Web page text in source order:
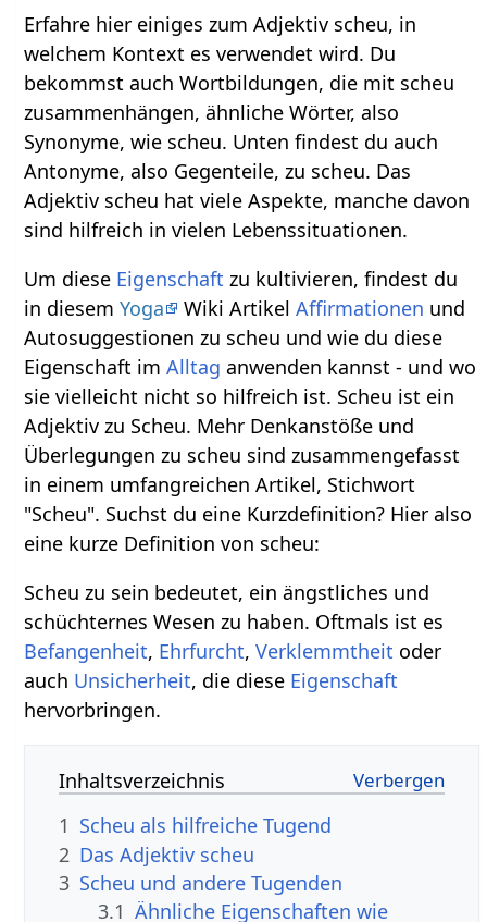
Erfahre hier einiges zum Adjektiv scheu, in
welchem Kontext es verwendet wird. Du
bekommst auch Wortbildungen, die mit scheu
zusammenhängen, ähnliche Wörter, also
Synonyme, wie scheu. Unten findest du auch
Antonyme, also Gegenteile, zu scheu. Das
Adjektiv scheu hat viele Aspekte, manche davon
sind hilfreich in vielen Lebenssituationen.
Um diese Eigenschaft zu kultivieren, findest du
in diesemYoga Wiki ArtikelAffirmationen und
Autosuggestionen zu scheu und wie du diese
Eigenschaft imAlltag anwenden kannst - und wo
sie vielleicht nicht so hilfreich ist. Scheu ist ein
Adjektiv zu Scheu. Mehr Denkanstöße und
Überlegungen zu scheu sind zusammengefasst
in einem umfangreichen Artikel, Stichwort
"Scheu". Suchst du eine Kurzdefinition? Hier also
eine kurze Definition von scheu:
Scheu zu sein bedeutet, ein ängstliches und
schüchternes Wesen zu haben. Oftmals ist es
Befangenheit, Ehrfurcht,Verklemmtheit oder
auch Unsicherheit, die diese Eigenschaft
hervorbringen.
Inhaltsverzeichnis
1 Scheu als hilfreiche Tugend
2 Das Adjektiv scheu
3 Scheu und andere Tugenden
3.1 Ähnliche Eigenschaften wie